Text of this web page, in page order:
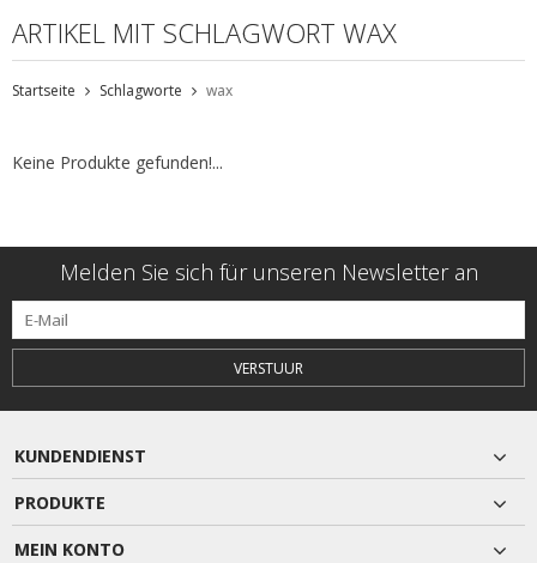
ARTIKEL MIT SCHLAGWORT WAX
Startseite Schlagworte wax
Keine Produkte gefunden!...
Melden Sie sich für unseren Newsletter an
VERSTUUR
KUNDENDIENST
PRODUKTE
MEIN KONTO